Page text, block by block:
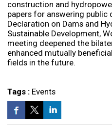
construction and
papers for answering public
Declaration on Dams and
Sustainable Development,
meeting deepened the
enhanced mutually
fields in the future.
Tags : Events